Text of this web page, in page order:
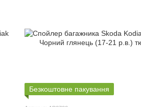
Безкоштовне пакування